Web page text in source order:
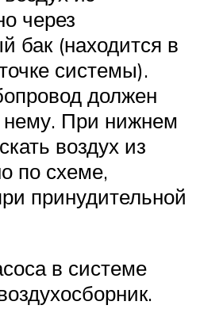
через
бак (находится в
системы).
должен
При нижнем
воздух из
по схеме,
принудительной
в системе